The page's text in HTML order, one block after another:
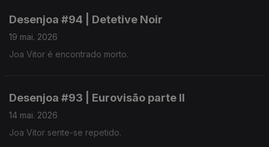
Desenjoa #94 | Detetive Noir
19 mai. 2026
Joa Vitor é encontrado morto.
Desenjoa #93 | Eurovisão parte II
14 mai. 2026
Joa Vitor sente-se repetido.